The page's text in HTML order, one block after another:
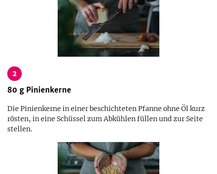
2
80 g Pinienkerne
Die Pinienkerne in einer beschichteten Pfanne ohne Öl kurz
rösten, in eine Schüssel zum Abkühlen füllen und zur Seite
stellen.